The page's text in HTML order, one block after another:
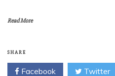
Read More
SHARE
Facebook Twitter